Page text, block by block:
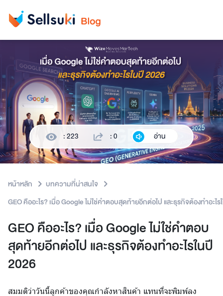
: 223 : 0 อ่าน
หน้าหลัก
บทความที่น่าสนใจ
GEO คืออะไร? เมื่อ Google ไม่ใช่คำตอบสุดท้ายอีกต่อไป และธุรกิจต้องทำอะไ
GEO คืออะไร? เมื่อ Google ไม่ใช่คำตอบ
สุดท้ายอีกต่อไป และธุรกิจต้องทำอะไรในปี
2026
สมมติว่าวันนี้ลูกค้าของคุณกำลังหาสินค้า แทนที่จะพิมพ์ลง